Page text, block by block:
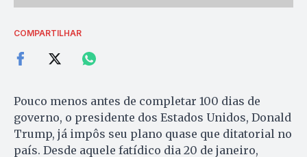
COMPARTILHAR
Pouco menos antes de completar 100 dias de
governo, o presidente dos Estados Unidos, Donald
Trump, já impôs seu plano quase que ditatorial no
país. Desde aquele fatídico dia 20 de janeiro,